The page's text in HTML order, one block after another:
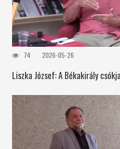
74 2026-05-26
Liszka József: A Békakirály csókja